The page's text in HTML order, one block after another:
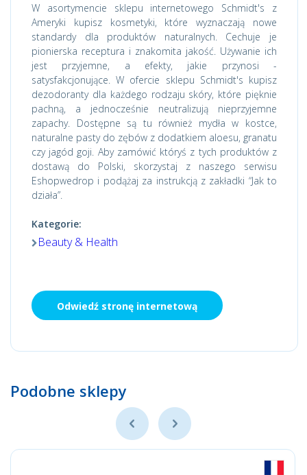
W asortymencie sklepu internetowego Schmidt's z
Ameryki kupisz kosmetyki, które wyznaczają nowe
standardy dla produktów naturalnych. Cechuje je
pionierska receptura i znakomita jakość. Używanie ich
jest przyjemne, a efekty, jakie przynosi -
satysfakcjonujące. W ofercie sklepu Schmidt's kupisz
dezodoranty dla każdego rodzaju skóry, które pięknie
pachną, a jednocześnie neutralizują nieprzyjemne
zapachy. Dostępne są tu również mydła w kostce,
naturalne pasty do zębów z dodatkiem aloesu, granatu
czy jagód goji. Aby zamówić któryś z tych produktów z
dostawą do Polski, skorzystaj z naszego serwisu
Eshopwedrop i podążaj za instrukcją z zakładki “Jak to
działa”.
Kategorie:
Beauty & Health
Odwiedź stronę internetową
Podobne sklepy